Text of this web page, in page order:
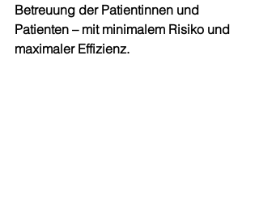
Betreuung der Patientinnen und
Patienten – mit minimalem Risiko und
maximaler Effizienz.